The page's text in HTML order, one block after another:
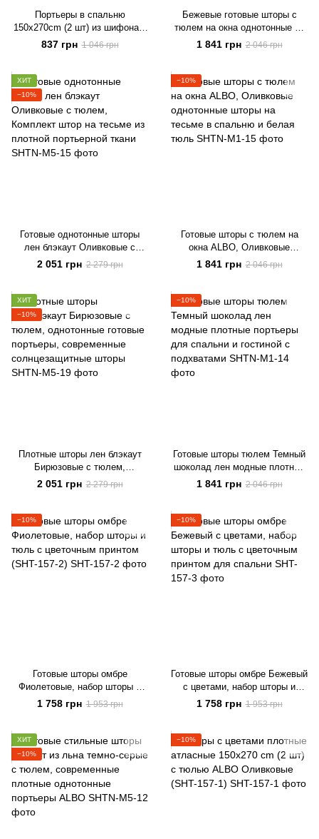
Портьеры в спальню
150х270cm (2 шт) из шифона с
ламбрекеном ALBO розовые
(LS-295-6)
837 грн 1 046 грн
Бежевые готовые шторы с
тюлем на окна однотонные на
тесьме ALBO в зал, спальню,
гостиную, детскую комнату
1 841 грн 2 046 грн
ХИТ
−10%
Готовые однотонные шторы
лен блэкаут Оливковые с
тюлем, Комплект штор на
тесьме из плотной портьерной
2 051 грн 2 279 грн
−10%
Готовые шторы c тюлем на
окна ALBO, Оливковые
однотонные шторы на тесьме в
спальню и белая тюль
1 841 грн 2 046 грн
ХИТ
−10%
Плотные шторы лен блэкаут
Бирюзовые с тюлем,
однотонные готовые портьеры,
современные солнцезащитные
2 051 грн 2 279 грн
−10%
Готовые шторы тюлем Темный
шоколад лен модные плотные
портьеры для спальни и
гостиной с подхватами
1 841 грн 2 046 грн
−10%
Готовые шторы омбре
Фиолетовые, набор шторы и
тюль с цветочным принтом
(SHT-157-2)
1 758 грн 1 953 грн
−10%
Готовые шторы омбре Бежевый
с цветами, набор шторы и
тюль с цветочным принтом
для спальни
1 758 грн 1 953 грн
ХИТ
−10%
−10%